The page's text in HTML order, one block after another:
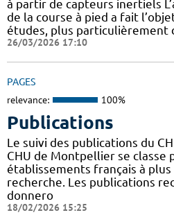
à partir de capteurs inertiels
de la course à pied a fait
études, plus particulièrement
26/03/2026 17:10
PAGES
relevance: 100%
Publications
Le suivi des publications du
CHU de Montpellier se classe
établissements français à
recherche. Les publications
donnero
18/02/2026 15:25